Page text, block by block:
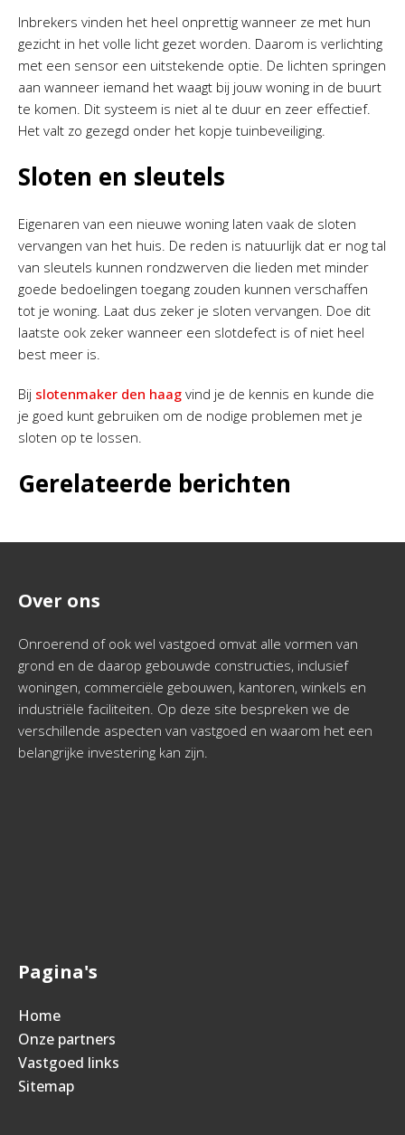
Inbrekers vinden het heel onprettig wanneer ze met hun
gezicht in het volle licht gezet worden. Daarom is verlichting
met een sensor een uitstekende optie. De lichten springen
aan wanneer iemand het waagt bij jouw woning in de buurt
te komen. Dit systeem is niet al te duur en zeer effectief.
Het valt zo gezegd onder het kopje tuinbeveiliging.
Sloten en sleutels
Eigenaren van een nieuwe woning laten vaak de sloten
vervangen van het huis. De reden is natuurlijk dat er nog tal
van sleutels kunnen rondzwerven die lieden met minder
goede bedoelingen toegang zouden kunnen verschaffen
tot je woning. Laat dus zeker je sloten vervangen. Doe dit
laatste ook zeker wanneer een slotdefect is of niet heel
best meer is.
Bij slotenmaker den haag vind je de kennis en kunde die
je goed kunt gebruiken om de nodige problemen met je
sloten op te lossen.
Gerelateerde berichten
Over ons
Onroerend of ook wel vastgoed omvat alle vormen van
grond en de daarop gebouwde constructies, inclusief
woningen, commerciële gebouwen, kantoren, winkels en
industriële faciliteiten. Op deze site bespreken we de
verschillende aspecten van vastgoed en waarom het een
belangrijke investering kan zijn.
Pagina's
Home
Onze partners
Vastgoed links
Sitemap